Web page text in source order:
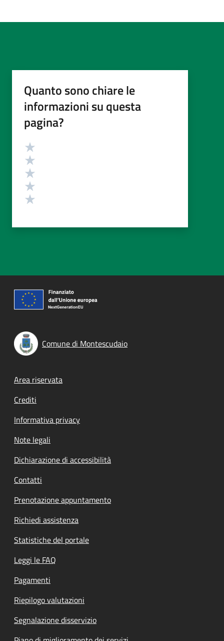
Quanto sono chiare le
informazioni su questa
pagina?
Valutazione
Comune di Montescudaio
Footer menu
Area riservata
Crediti
Informativa privacy
Note legali
Dichiarazione di accessibilità
Contatti
Prenotazione appuntamento
Richiedi assistenza
Statistiche del portale
Leggi le FAQ
Pagamenti
Riepilogo valutazioni
Segnalazione disservizio